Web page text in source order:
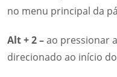
no menu principal da
Alt + 2 –ao pressionar
direcionado ao início